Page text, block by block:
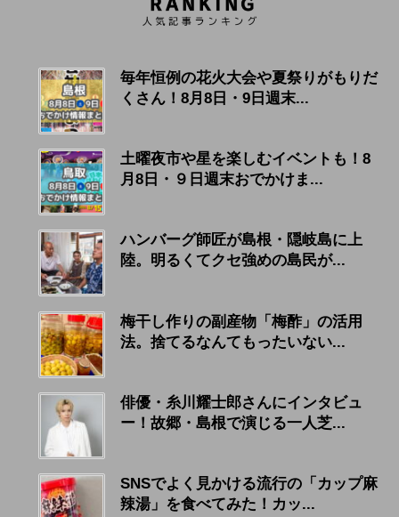
毎年恒例の花火大会や夏祭りがもりだ
くさん！8月8日・9日週末...
土曜夜市や星を楽しむイベントも！8
月8日・９日週末おでかけま...
ハンバーグ師匠が島根・隠岐島に上
陸。明るくてクセ強めの島民が...
梅干し作りの副産物「梅酢」の活用
法。捨てるなんてもったいない...
俳優・糸川耀士郎さんにインタビュ
ー！故郷・島根で演じる一人芝...
SNSでよく見かける流行の「カップ麻
辣湯」を食べてみた！カッ...